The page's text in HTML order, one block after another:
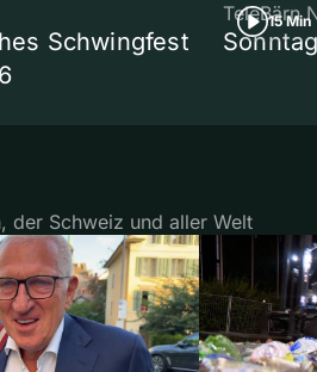
Schwingfest
15 Min
TeleBärn
der Schweiz und aller Welt